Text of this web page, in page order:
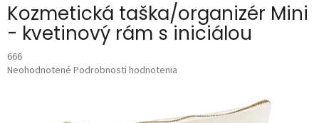
Kozmetická taška/organizér Mini
- kvetinový rám s iniciálou
666
Priemerné
Neohodnotené Podrobnosti hodnotenia